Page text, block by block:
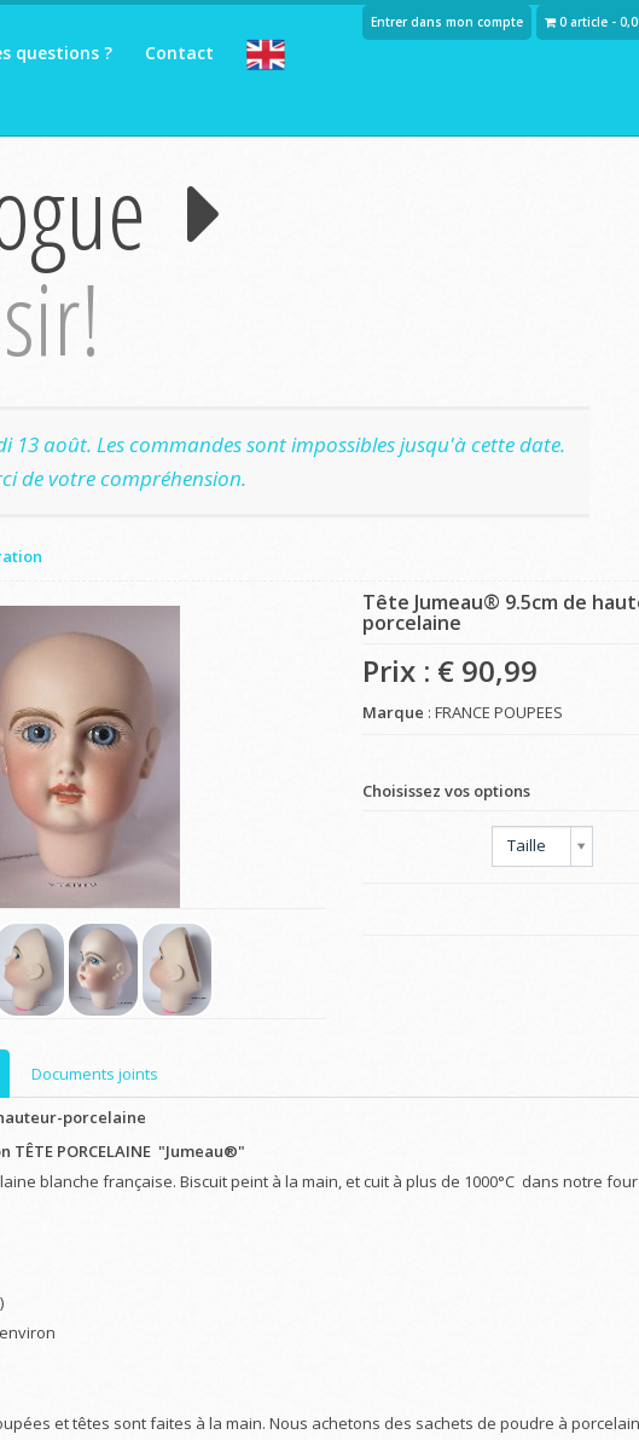
questions ? Contact
Entrer dans mon compte 0 article -
13 août. Les commandes sont impossibles jusqu'à cette date.
de votre compréhension.
Tête Jumeau® 9.5cm de
porcelaine
Prix : € 90,99
Marque : FRANCE POUPEES
Choisissez vos options
Taille
Documents joints
porcelaine
TÊTE PORCELAINE "Jumeau®"
blanche française. Biscuit peint à la main, et cuit à plus de 1000°C dans notre
et têtes sont faites à la main. Nous achetons des sachets de poudre à